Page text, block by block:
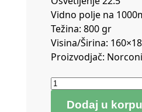
Vidno polje na
Težina: 800 gr
Visina/Širina:
Proizvodjač:
Dodaj u korpu